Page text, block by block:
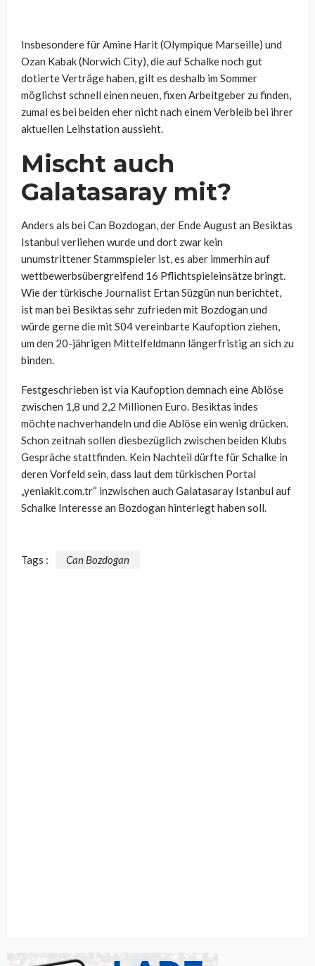
Insbesondere für Amine Harit (Olympique Marseille) und
Ozan Kabak (Norwich City), die auf Schalke noch gut
dotierte Verträge haben, gilt es deshalb im Sommer
möglichst schnell einen neuen, fixen Arbeitgeber zu finden,
zumal es bei beiden eher nicht nach einem Verbleib bei ihrer
aktuellen Leihstation aussieht.
Mischt auch
Galatasaray mit?
Anders als bei Can Bozdogan, der Ende August an Besiktas
Istanbul verliehen wurde und dort zwar kein
unumstrittener Stammspieler ist, es aber immerhin auf
wettbewerbsübergreifend 16 Pflichtspieleinsätze bringt.
Wie der türkische Journalist Ertan Süzgün nun berichtet,
ist man bei Besiktas sehr zufrieden mit Bozdogan und
würde gerne die mit S04 vereinbarte Kaufoption ziehen,
um den 20-jährigen Mittelfeldmann längerfristig an sich zu
binden.
Festgeschrieben ist via Kaufoption demnach eine Ablöse
zwischen 1,8 und 2,2 Millionen Euro. Besiktas indes
möchte nachverhandeln und die Ablöse ein wenig drücken.
Schon zeitnah sollen diesbezüglich zwischen beiden Klubs
Gespräche stattfinden. Kein Nachteil dürfte für Schalke in
deren Vorfeld sein, dass laut dem türkischen Portal
„yeniakit.com.tr“ inzwischen auch Galatasaray Istanbul auf
Schalke Interesse an Bozdogan hinterlegt haben soll.
Tags : Can Bozdogan